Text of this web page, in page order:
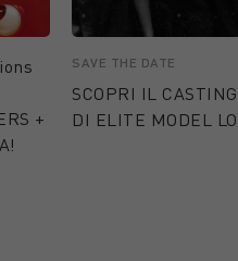
+
SAVE THE DATE
SCOPRI IL
DI ELITE MODEL